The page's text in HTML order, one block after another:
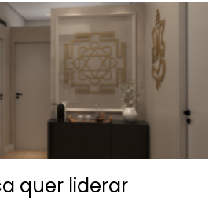
quer liderar